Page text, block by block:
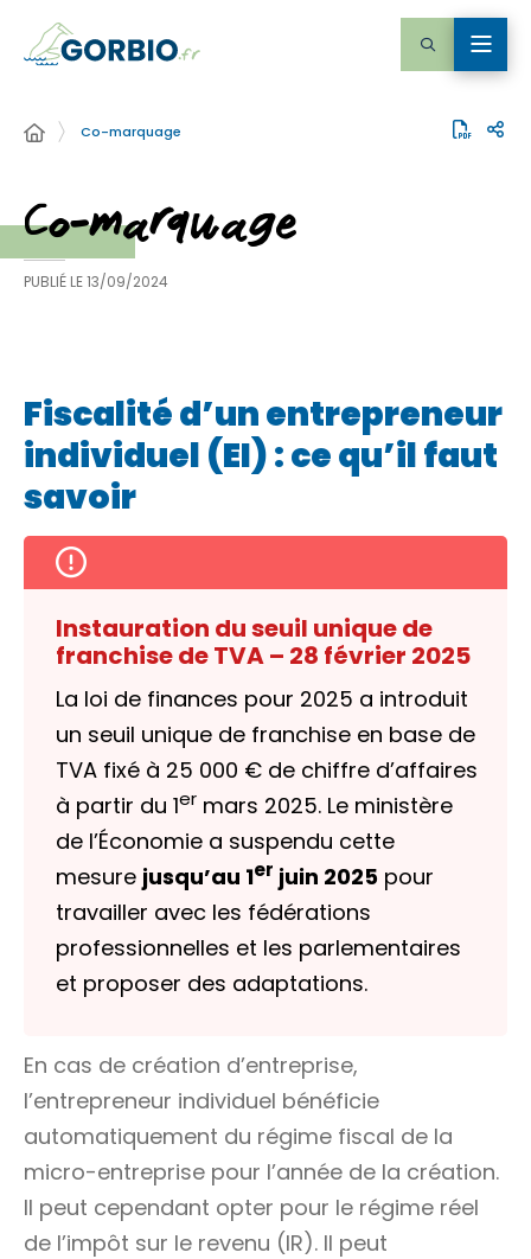
Co-marquage
Co-marquage
PUBLIÉ LE13/09/2024
Fiscalité d’un entrepreneur
individuel (EI) : ce qu’il faut
savoir
Instauration du seuil unique de
franchise de TVA – 28 février 2025
La loi de finances pour 2025 a introduit
un seuil unique de franchise en base de
TVA fixé à 25 000 € de chiffre d’affaires
à partir du 1er mars 2025. Le ministère
de l’Économie a suspendu cette
mesure jusqu’au 1er juin 2025 pour
travailler avec les fédérations
professionnelles et les parlementaires
et proposer des adaptations.
En cas de création d’entreprise,
l’entrepreneur individuel bénéficie
automatiquement du régime fiscal de la
micro-entreprise pour l’année de la création.
Il peut cependant opter pour le régime réel
de l’impôt sur le revenu (IR). Il peut